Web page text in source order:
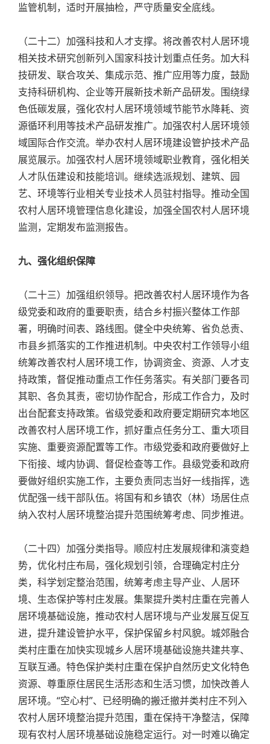
监管机制，适时开展抽检，严守质量安全底线。
（二十二）加强科技和人才支撑。将改善农村人居环境
相关技术研究创新列入国家科技计划重点任务。加大科
技研发、联合攻关、集成示范、推广应用等力度，鼓励
支持科研机构、企业等开展新技术新产品研发。围绕绿
色低碳发展，强化农村人居环境领域节能节水降耗、资
源循环利用等技术产品研发推广。加强农村人居环境领
域国际合作交流。举办农村人居环境建设管护技术产品
展览展示。加强农村人居环境领域职业教育，强化相关
人才队伍建设和技能培训。继续选派规划、建筑、园
艺、环境等行业相关专业技术人员驻村指导。推动全国
农村人居环境管理信息化建设，加强全国农村人居环境
监测，定期发布监测报告。
九、强化组织保障
（二十三）加强组织领导。把改善农村人居环境作为各
级党委和政府的重要职责，结合乡村振兴整体工作部
署，明确时间表、路线图。健全中央统筹、省负总责、
市县乡抓落实的工作推进机制。中央农村工作领导小组
统筹改善农村人居环境工作，协调资金、资源、人才支
持政策，督促推动重点工作任务落实。有关部门要各司
其职、各负其责，密切协作配合，形成工作合力，及时
出台配套支持政策。省级党委和政府要定期研究本地区
改善农村人居环境工作，抓好重点任务分工、重大项目
实施、重要资源配置等工作。市级党委和政府要做好上
下衔接、域内协调、督促检查等工作。县级党委和政府
要做好组织实施工作，主要负责同志当好一线指挥，选
优配强一线干部队伍。将国有和乡镇农（林）场居住点
纳入农村人居环境整治提升范围统筹考虑、同步推进。
（二十四）加强分类指导。顺应村庄发展规律和演变趋
势，优化村庄布局，强化规划引领，合理确定村庄分
类，科学划定整治范围，统筹考虑主导产业、人居环
境、生态保护等村庄发展。集聚提升类村庄重在完善人
居环境基础设施，推动农村人居环境与产业发展互促互
进，提升建设管护水平，保护保留乡村风貌。城郊融合
类村庄重在加快实现城乡人居环境基础设施共建共享、
互联互通。特色保护类村庄重在保护自然历史文化特色
资源、尊重原住居民生活形态和生活习惯，加快改善人
居环境。“空心村”、已经明确的搬迁撤并类村庄不列入
农村人居环境整治提升范围，重在保持干净整洁，保障
现有农村人居环境基础设施稳定运行。对一时难以确定